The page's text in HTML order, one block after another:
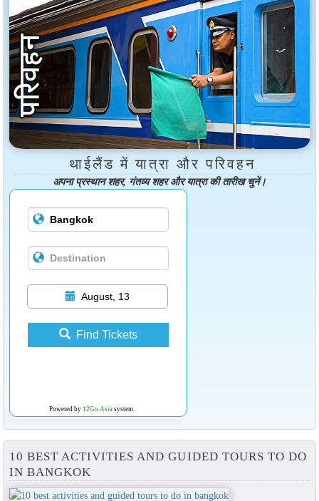
थाईलैंड में यात्रा और परिवहन
अपना प्रस्थान शहर, गंतव्य शहर और यात्रा की तारीख चुनें।
August, 13
Find Tickets
Powered by 12Go Asiasystem
10 BEST ACTIVITIES AND GUIDED TOURS TO DO
IN BANGKOK